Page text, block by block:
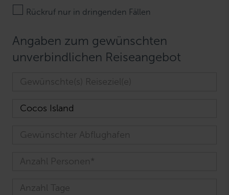
Rückruf nur in dringenden Fällen
Angaben zum gewünschten
unverbindlichen Reiseangebot